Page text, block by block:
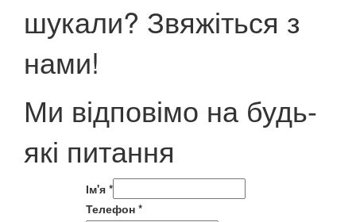
шукали? Звяжіться з
нами!
Ми відповімо на будь-
які питання
Ім'я *
Телефон *